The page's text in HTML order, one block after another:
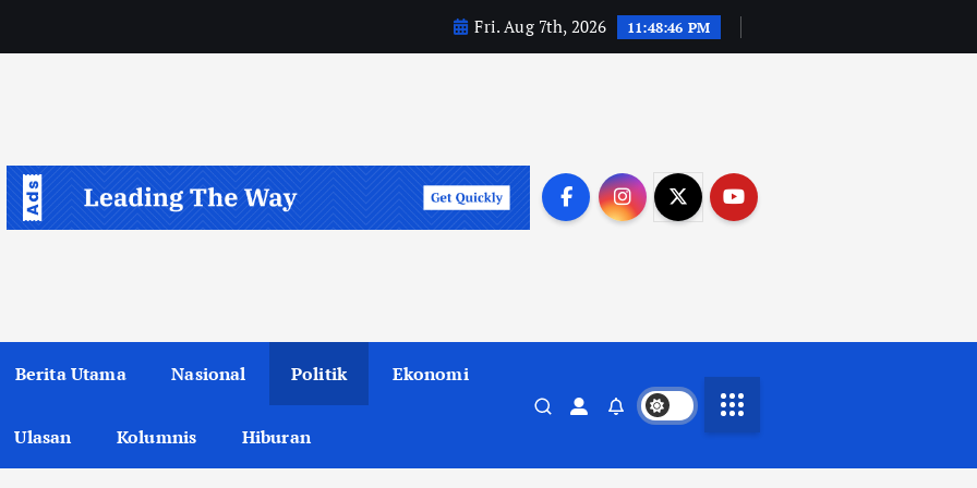
Fri. Aug 7th, 2026 11:48:47 PM
Berita Utama Nasional Politik Ekonomi
Ulasan Kolumnis Hiburan